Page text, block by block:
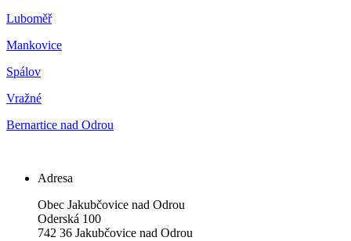
Luboměř
Mankovice
Spálov
Vražné
Bernartice nad Odrou
Adresa
Obec Jakubčovice nad Odrou
Oderská 100
742 36 Jakubčovice nad Odrou